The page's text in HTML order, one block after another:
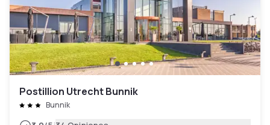
Postillion Utrecht Bunnik
Bunnik